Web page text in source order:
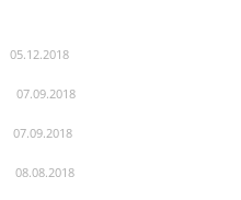
05.12.2018
07.09.2018
07.09.2018
08.08.2018